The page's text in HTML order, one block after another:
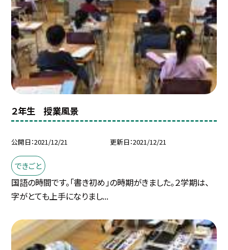
２年生 授業風景
公開日 2021/12/21 更新日 2021/12/21
できごと
国語の時間です。「書き初め」の時期がきました。２学期は、
字がとても上手になりまし...